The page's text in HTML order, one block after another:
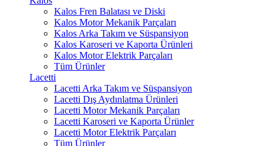
Kalos Fren Balatası ve Diski
Kalos Motor Mekanik Parçaları
Kalos Arka Takım ve Süspansiyon
Kalos Karoseri ve Kaporta Ürünleri
Kalos Motor Elektrik Parçaları
Tüm Ürünler
Lacetti
Lacetti Arka Takım ve Süspansiyon
Lacetti Dış Aydınlatma Ürünleri
Lacetti Motor Mekanik Parçaları
Lacetti Karoseri ve Kaporta Ürünler
Lacetti Motor Elektrik Parçaları
Tüm Ürünler